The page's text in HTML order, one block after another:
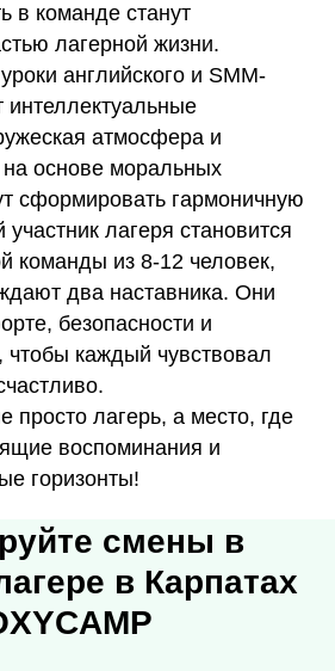
в команде станут
лагерной жизни.
английского и SMM-
интеллектуальные
атмосфера и
основе моральных
сформировать гармоничную
лагеря становится
команды из 8-12 человек,
два наставника. Они
безопасности и
чтобы каждый чувствовал
просто лагерь, а место, где
воспоминания и
горизонты!
смены в
в Карпатах